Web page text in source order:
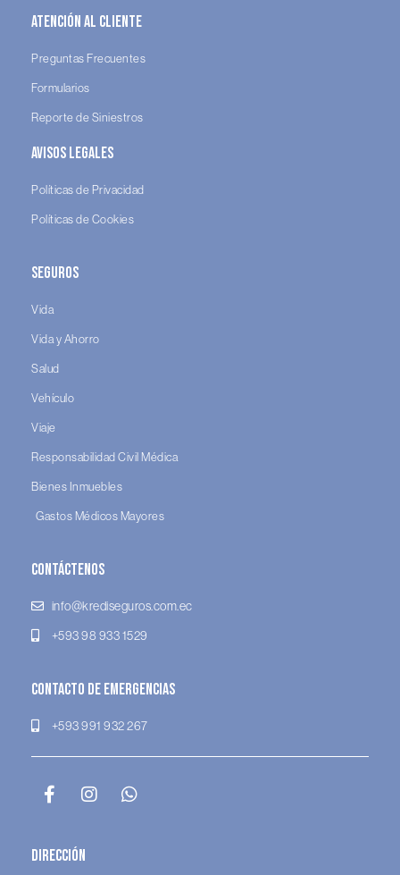
Atención al Cliente
Preguntas Frecuentes
Formularios
Reporte de Siniestros
Avisos legales
Políticas de Privacidad
Políticas de Cookies
Seguros
Vida
Vida y Ahorro
Salud
Vehículo
Viaje
Responsabilidad Civil Médica
Bienes Inmuebles
Gastos Médicos Mayores
Contáctenos
info@krediseguros.com.ec
+593 98 933 1529
Contacto de Emergencias
+593 991 932 267
Dirección